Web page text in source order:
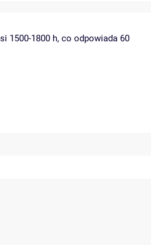
1500-1800 h, co odpowiada 60